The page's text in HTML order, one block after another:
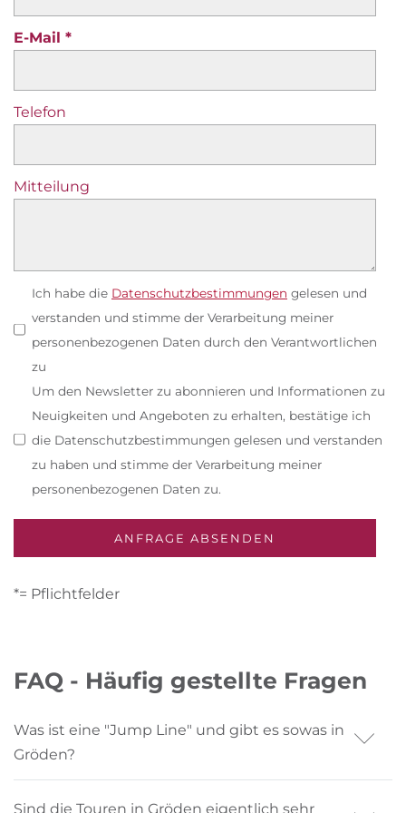
E-Mail
Telefon
Mitteilung
Ich habe die Datenschutzbestimmungen gelesen und
verstanden und stimme der Verarbeitung meiner
personenbezogenen Daten durch den Verantwortlichen
zu
Um den Newsletter zu abonnieren und Informationen zu
Neuigkeiten und Angeboten zu erhalten, bestätige ich
die Datenschutzbestimmungen gelesen und verstanden
zu haben und stimme der Verarbeitung meiner
personenbezogenen Daten zu.
*= Pflichtfelder
FAQ - Häufig gestellte Fragen
Was ist eine "Jump Line" und gibt es sowas in
Gröden?
Sind die Touren in Gröden eigentlich sehr